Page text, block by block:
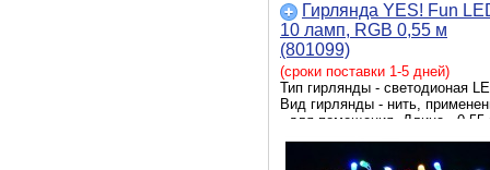
Гирлянда YES! Fun
10 ламп, RGB 0,55 м
(801099)
(сроки поставки 1-5 дней)
Тип гирлянды - светодионая
Вид гирлянды - нить,
- для помещения, Длина - 0.55